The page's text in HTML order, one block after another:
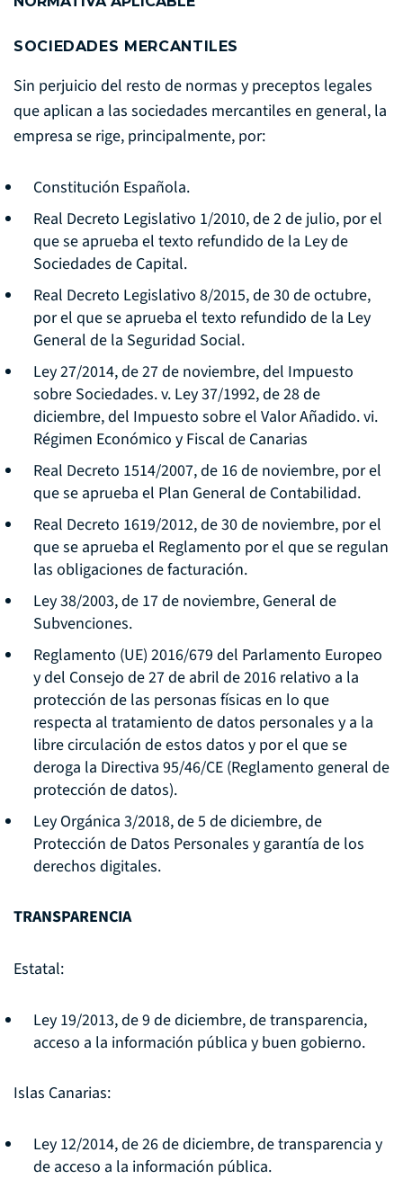
SOCIEDADES MERCANTILES
Sin perjuicio del resto de normas y preceptos legales
que aplican a las sociedades mercantiles en general, la
empresa se rige, principalmente, por:
Constitución Española.
Real Decreto Legislativo 1/2010, de 2 de julio, por el
que se aprueba el texto refundido de la Ley de
Sociedades de Capital.
Real Decreto Legislativo 8/2015, de 30 de octubre,
por el que se aprueba el texto refundido de la Ley
General de la Seguridad Social.
Ley 27/2014, de 27 de noviembre, del Impuesto
sobre Sociedades. v. Ley 37/1992, de 28 de
diciembre, del Impuesto sobre el Valor Añadido. vi.
Régimen Económico y Fiscal de Canarias
Real Decreto 1514/2007, de 16 de noviembre, por el
que se aprueba el Plan General de Contabilidad.
Real Decreto 1619/2012, de 30 de noviembre, por el
que se aprueba el Reglamento por el que se regulan
las obligaciones de facturación.
Ley 38/2003, de 17 de noviembre, General de
Subvenciones.
Reglamento (UE) 2016/679 del Parlamento Europeo
y del Consejo de 27 de abril de 2016 relativo a la
protección de las personas físicas en lo que
respecta al tratamiento de datos personales y a la
libre circulación de estos datos y por el que se
deroga la Directiva 95/46/CE (Reglamento general de
protección de datos).
Ley Orgánica 3/2018, de 5 de diciembre, de
Protección de Datos Personales y garantía de los
derechos digitales.
TRANSPARENCIA
Estatal:
Ley 19/2013, de 9 de diciembre, de transparencia,
acceso a la información pública y buen gobierno.
Islas Canarias:
Ley 12/2014, de 26 de diciembre, de transparencia y
de acceso a la información pública.